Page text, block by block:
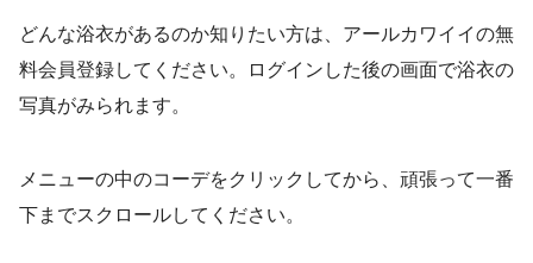
どんな浴衣があるのか知りたい方は、アールカワイイの無
料会員登録してください。ログインした後の画面で浴衣の
写真がみられます。
メニューの中のコーデをクリックしてから、頑張って一番
下までスクロールしてください。